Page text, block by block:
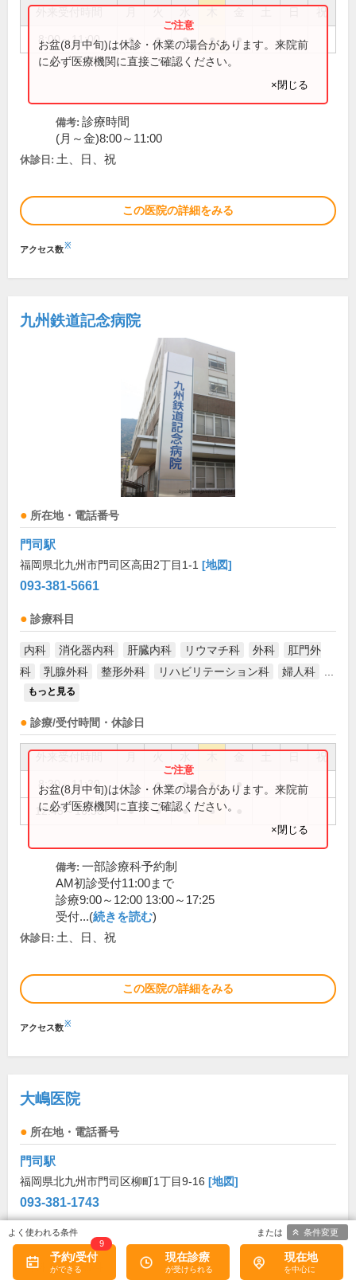
祝
8:00～11:00 ● ● ● ● ●
お盆(8月中旬)は休診・休業の場合があります。来院前
に必ず医療機関に直接ご確認ください。
×閉じる
備考: 診療時間
(月～金)8:00～11:00
休診日: 土、日、祝
この医院の詳細をみる
アクセス数※
九州鉄道記念病院
所在地・電話番号
門司駅
福岡県北九州市門司区高田2丁目1-1 [地図]
093-381-5661
診療科目
内科 消化器内科 肝臓内科 リウマチ科 外科
肛門外
科
乳腺外科 整形外科 リハビリテーション科 婦人科
もっと見る
診療/受付時間・休診日
祝
8:30～11:30 ● ● ● ● ●
12:45～16:30 ● ● ● ●
お盆(8月中旬)は休診・休業の場合があります。来院前
に必ず医療機関に直接ご確認ください。
×閉じる
備考: 一部診療科予約制
AM初診受付11:00まで
診療9:00～12:00 13:00～17:25
受付...(続きを読む)
休診日: 土、日、祝
この医院の詳細をみる
アクセス数※
大嶋医院
所在地・電話番号
門司駅
福岡県北九州市門司区柳町1丁目9-16 [地図]
093-381-1743
診療科目
内科 消化器科
予約/受付
9
現在診療 現在地
条件変更